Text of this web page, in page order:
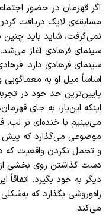
اگر قهرمان در حضور
مسابقه‌ی لایک دریافت
نمی‌گرفت، شاید باید چنین
سینمای فرهادی آغاز می‌شد.
سینمای فرهادی دارد.
اساساً میل او به
پایین‌ترین حد خود در
اینکه این‌بار، به جای
می‌بینیم با خنده‌ای بر
موضوعی می‌‌گذارد که پیش
و تحمل نکردن واقعیت که
دست گذاشتن روی بخشی
دیگر به خود بگیرد.
راه‌وروشی بگذارد که
می‌کند.